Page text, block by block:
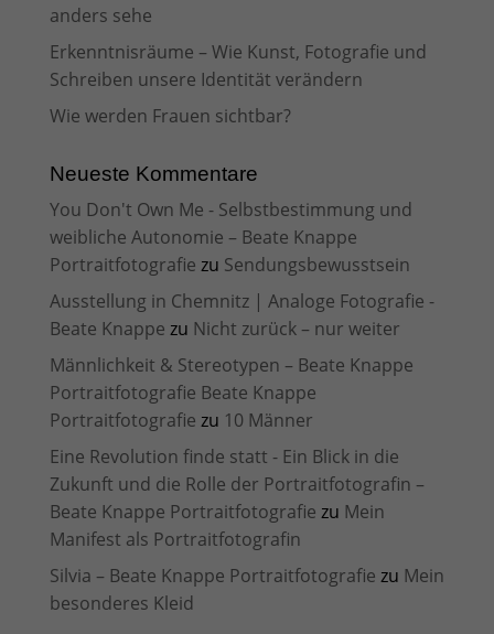
anders sehe
Erkenntnisräume – Wie Kunst, Fotografie und
Schreiben unsere Identität verändern
Wie werden Frauen sichtbar?
Neueste Kommentare
You Don't Own Me - Selbstbestimmung und
weibliche Autonomie – Beate Knappe
Portraitfotografie zu Sendungsbewusstsein
Ausstellung in Chemnitz | Analoge Fotografie -
Beate Knappe zu Nicht zurück – nur weiter
Männlichkeit & Stereotypen – Beate Knappe
Portraitfotografie Beate Knappe
Portraitfotografie zu 10 Männer
Eine Revolution finde statt - Ein Blick in die
Zukunft und die Rolle der Portraitfotografin –
Beate Knappe Portraitfotografie zu Mein
Manifest als Portraitfotografin
Silvia – Beate Knappe Portraitfotografie zu Mein
besonderes Kleid